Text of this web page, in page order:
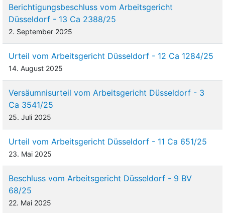
Berichtigungsbeschluss vom Arbeitsgericht
Düsseldorf - 13 Ca 2388/25
2. September 2025
Urteil vom Arbeitsgericht Düsseldorf - 12 Ca 1284/25
14. August 2025
Versäumnisurteil vom Arbeitsgericht Düsseldorf - 3
Ca 3541/25
25. Juli 2025
Urteil vom Arbeitsgericht Düsseldorf - 11 Ca 651/25
23. Mai 2025
Beschluss vom Arbeitsgericht Düsseldorf - 9 BV
68/25
22. Mai 2025